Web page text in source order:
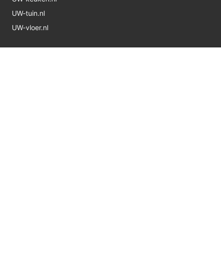
UW-tuin.nl
UW-vloer.nl